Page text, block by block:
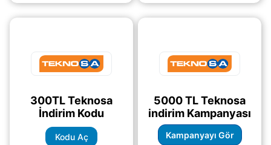
300TL Teknosa
İndirim Kodu
Kodu Aç
5000 TL Teknosa
indirim Kampanyası
Kampanyayı Gör